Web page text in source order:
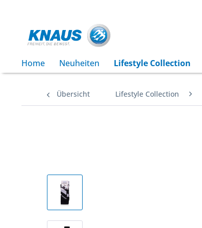
Home Neuheiten Lifestyle Collection
Übersicht Lifestyle Collection